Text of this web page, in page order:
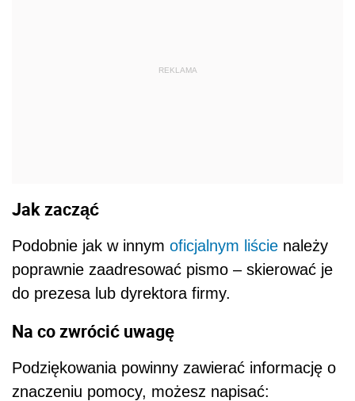
REKLAMA
Jak zacząć
Podobnie jak w innym oficjalnym liście należy
poprawnie zaadresować pismo – skierować je
do prezesa lub dyrektora firmy.
Na co zwrócić uwagę
Podziękowania powinny zawierać informację o
znaczeniu pomocy, możesz napisać: